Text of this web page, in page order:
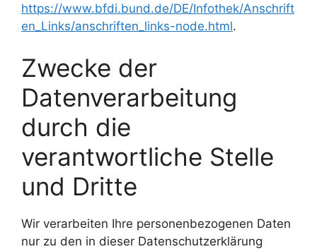
https://www.bfdi.bund.de/DE/Infothek/Anschrift
en_Links/anschriften_links-node.html.
Zwecke der
Datenverarbeitung
durch die
verantwortliche Stelle
und Dritte
Wir verarbeiten Ihre personenbezogenen Daten
nur zu den in dieser Datenschutzerklärung